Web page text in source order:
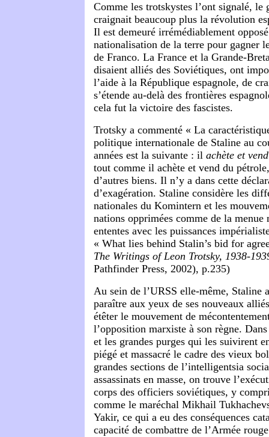
Comme les trotskystes l’ont signalé, le
craignait beaucoup plus la révolution
Il est demeuré irrémédiablement
nationalisation de la terre pour gagner
de Franco. La France et la Grande-
disaient alliés des Soviétiques, ont
l’aide à la République espagnole, de
s’étende au-delà des frontières
cela fut la victoire des fascistes.
Trotsky a commenté « La
politique internationale de Staline au
années est la suivante : il achète et vend
tout comme il achète et vend du
d’autres biens. Il n’y a dans cette
d’exagération. Staline considère les
nationales du Komintern et les
nations opprimées comme de la menue
ententes avec les puissances
« What lies behind Stalin’s bid for
The Writings of Leon Trotsky, 1938-
Pathfinder Press, 2002), p.235)
Au sein de l’URSS elle-même, Staline
paraître aux yeux de ses nouveaux
étêter le mouvement de
l’opposition marxiste à son règne.
et les grandes purges qui les suivirent
piégé et massacré le cadre des vieux
grandes sections de l’intelligentsia
assassinats en masse, on trouve
corps des officiers soviétiques, y
comme le maréchal Mikhail
Yakir, ce qui a eu des conséquences
capacité de combattre de l’Armée